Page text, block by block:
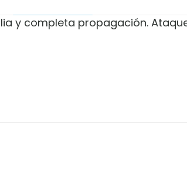
y completa propagación.